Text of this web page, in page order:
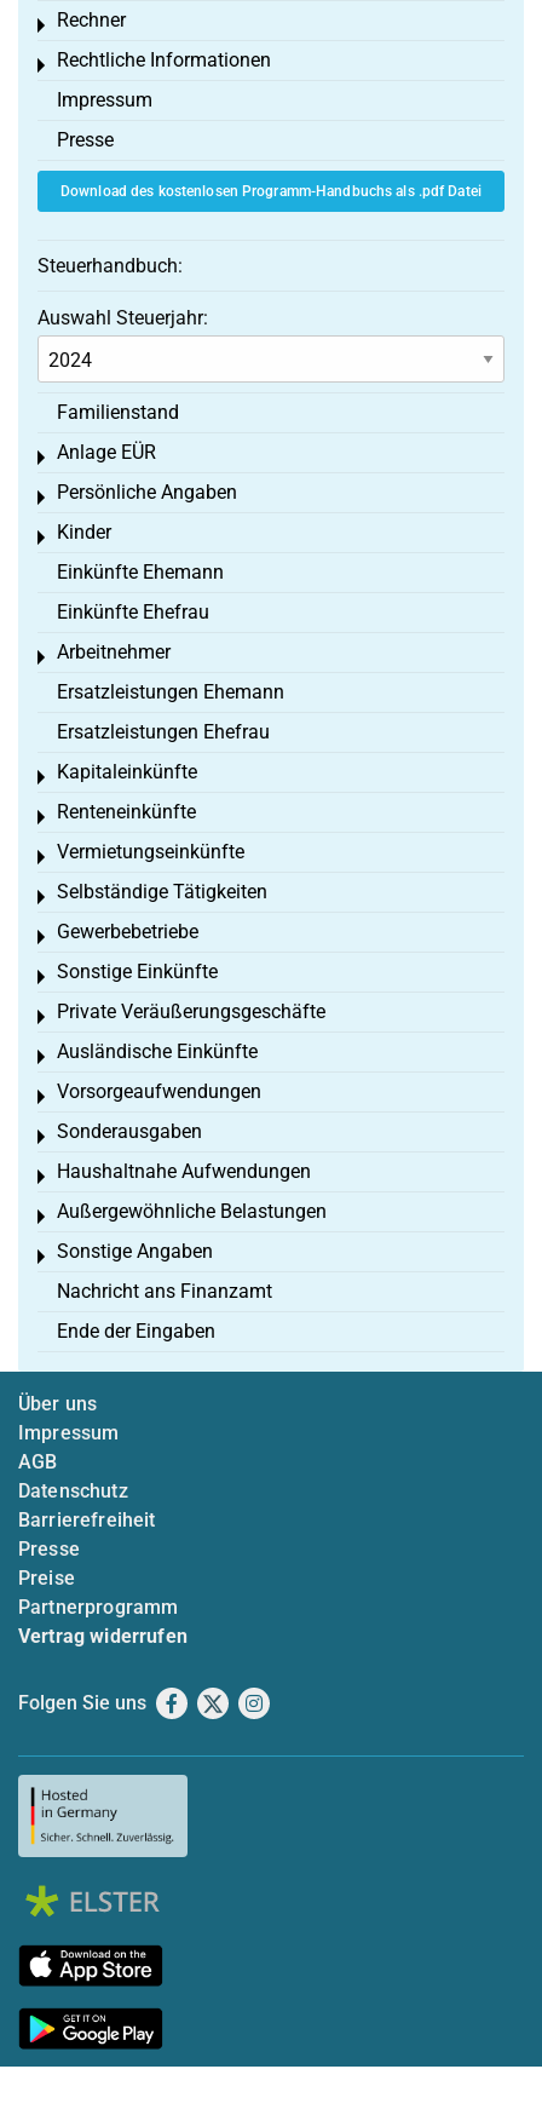
Rechner
Toggle menu
Rechtliche Informationen
Toggle menu
Impressum
Presse
Download des kostenlosen Programm-Handbuchs als .pdf Datei
Steuerhandbuch:
Auswahl Steuerjahr:
Familienstand
Anlage EÜR
Toggle menu
Persönliche Angaben
Toggle menu
Kinder
Toggle menu
Einkünfte Ehemann
Einkünfte Ehefrau
Arbeitnehmer
Toggle menu
Ersatzleistungen Ehemann
Ersatzleistungen Ehefrau
Kapitaleinkünfte
Toggle menu
Renteneinkünfte
Toggle menu
Vermietungseinkünfte
Toggle menu
Selbständige Tätigkeiten
Toggle menu
Gewerbebetriebe
Toggle menu
Sonstige Einkünfte
Toggle menu
Private Veräußerungsgeschäfte
Toggle menu
Ausländische Einkünfte
Toggle menu
Vorsorgeaufwendungen
Toggle menu
Sonderausgaben
Toggle menu
Haushaltnahe Aufwendungen
Toggle menu
Außergewöhnliche Belastungen
Toggle menu
Sonstige Angaben
Toggle menu
Nachricht ans Finanzamt
Ende der Eingaben
Über uns
Impressum
AGB
Datenschutz
Barrierefreiheit
Presse
Preise
Partnerprogramm
Vertrag widerrufen
Folgen Sie uns Facebook
X Instagram